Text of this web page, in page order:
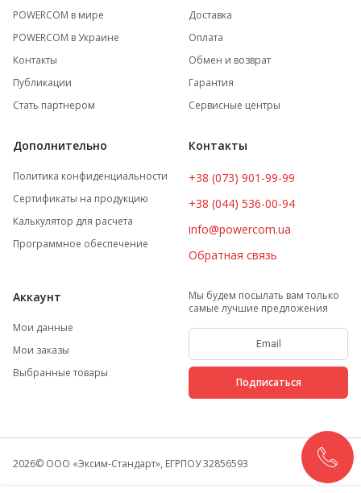
POWERCOM в мире
POWERCOM в Украине
Контакты
Публикации
Стать партнером
Доставка
Оплата
Обмен и возврат
Гарантия
Сервисные центры
Дополнительно
Политика конфиденциальности
Сертификаты на продукцию
Калькулятор для расчета
Программное обеспечение
Контакты
+38 (073) 901-99-99
+38 (044) 536-00-94
info@powercom.ua
Обратная связь
Аккаунт
Мои данные
Мои заказы
Выбранные товары
Мы будем посылать вам только
самые лучшие предложения
Подписаться
2026© ООО «Эксим-Стандарт», ЕГРПОУ 32856593